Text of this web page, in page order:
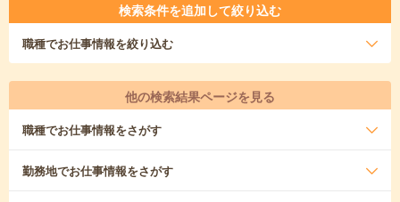
検索条件を追加して絞り込む
職種でお仕事情報を絞り込む
他の検索結果ページを見る
職種でお仕事情報をさがす
勤務地でお仕事情報をさがす